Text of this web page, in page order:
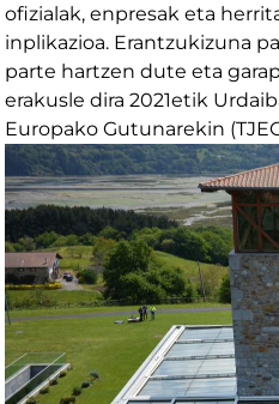
ofizialak, enpresak eta
inplikazioa. Erantzukizuna
parte hartzen dute eta
erakusle dira 2021etik
Europako Gutunarekin